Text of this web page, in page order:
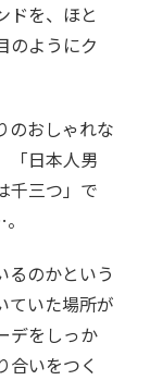
ドを、ほと
のようにク
のおしゃれな
「日本人男
千三つ」で
るのかという
ていた場所が
デをしっか
合いをつく